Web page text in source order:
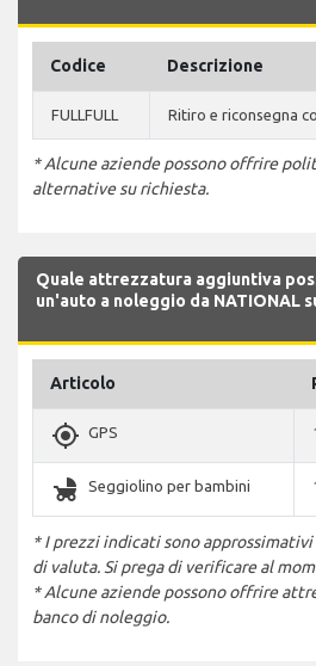
Codice Descrizione
FULLFULL Ritiro e riconsegna
* Alcune aziende possono offrire
alternative su richiesta.
Quale attrezzatura aggiuntiva
un'auto a noleggio da NATIONAL
Articolo
gps_fixed GPS
child_friendly Seggiolino per bambini
* I prezzi indicati sono
di valuta. Si prega di verificare al
* Alcune aziende possono offrire
banco di noleggio.